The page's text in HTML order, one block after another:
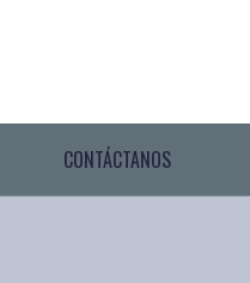
CONTÁCTANOS